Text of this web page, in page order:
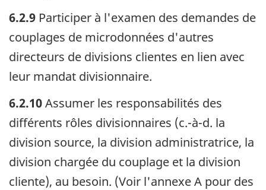
6.2.9 Participer à l'examen des demandes de
couplages de microdonnées d'autres
directeurs de divisions clientes en lien avec
leur mandat divisionnaire.
6.2.10Assumer les responsabilités des
différents rôles divisionnaires (c.-à-d. la
division source, la division administratrice, la
division chargée du couplage et la division
cliente), au besoin. (Voir l'annexe A pour des